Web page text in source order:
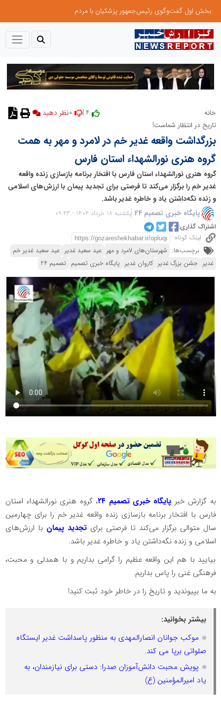
بخش اول گفت‌وگوی رئیس‌جمهور پزشکیان با مردم
خانه
نظر دهید
تاریخ در انتظار شماست!
بزرگداشت واقعه غدیر خم در لامرد و مهر به همت
گروه هنری نورالشهداء استان فارس
گروه هنری نورالشهداء استان فارس با افتخار برنامه بازسازی زنده واقعه
غدیر خم را برگزار می‌کند تا فرصتی برای تجدید پیمان با ارزش‌های اسلامی
و زنده نگه‌داشتن یاد و خاطره غدیر باشد.
پایگاه خبری تصمیم 24
یکشنبه 18 خرداد 1404 - 09:43
اشتراک گذاری:
لینک کوتاه
برچسب‌ها: شهرستان‌های لامرد و مهر عید سعید غدیر عید سعید غدیر خم
غدیر جشن بزرگ غدیر کاروان غدیر پایگاه خبری تصمیم تصمیم 24
به گزارش خبر پایگاه خبری تصمیم ۲۴
، گروه هنری نورالشهداء استان
فارس با افتخار برنامه بازسازی زنده واقعه غدیر خم را برای چهارمین
سال متوالی برگزار می‌کند تا فرصتی برایتجدید پیمان با ارزش‌های
اسلامی و زنده نگه‌داشتن یاد و خاطره غدیر باشد.
بیایید با هم این واقعه عظیم را گرامی بداریم و با همدلی و محبت،
فرهنگی غنی را پاس بداریم.
به ما بپیوندید و تاریخ را در خاطر خود ثبت کنید!
بیشتر بخوانید:
موکب جوانان انصارالمهدی به منظور پاسداشت غدیر ایستگاه
صلواتی برپا می کند.
پویش محبت دانش‌آموزان صدرا: دستی برای نیازمندان، به
یاد امیرالمؤمنین (ع)